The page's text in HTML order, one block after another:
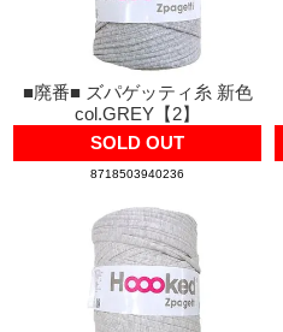
■廃番■ ズパゲッティ糸 新色
col.GREY【2】
SOLD OUT
8718503940236